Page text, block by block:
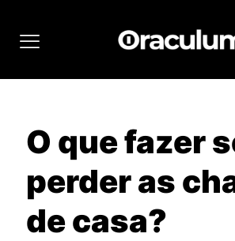
O que fazer
perder as
de casa?